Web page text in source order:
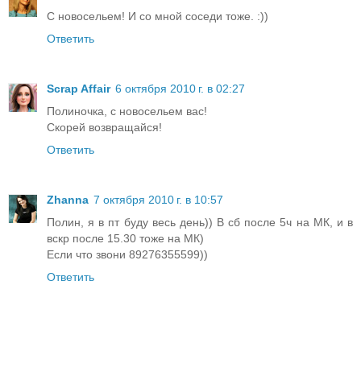
С новосельем! И со мной соседи тоже. :))
Ответить
Scrap Affair 6 октября 2010 г. в 02:27
Полиночка, с новосельем вас!
Скорей возвращайся!
Ответить
Zhanna 7 октября 2010 г. в 10:57
Полин, я в пт буду весь день)) В сб после 5ч на МК, и в
вскр после 15.30 тоже на МК)
Если что звони 89276355599))
Ответить